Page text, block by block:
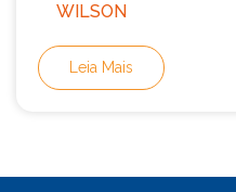
WILSON
Leia Mais